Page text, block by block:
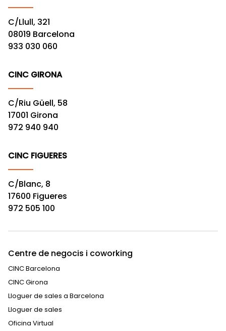
C/Llull, 321
08019 Barcelona
933 030 060
CINC GIRONA
C/Riu Güell, 58
17001 Girona
972 940 940
CINC FIGUERES
C/Blanc, 8
17600 Figueres
972 505 100
Centre de negocis i coworking
CINC Barcelona
CINC Girona
Lloguer de sales a Barcelona
Lloguer de sales
Oficina Virtual